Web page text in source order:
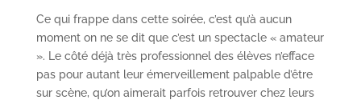
Ce qui frappe dans cette soirée, c’est qu’à aucun
moment on ne se dit que c’est un spectacle « amateur
». Le côté déjà très professionnel des élèves n’efface
pas pour autant leur émerveillement palpable d’être
sur scène, qu’on aimerait parfois retrouver chez leurs